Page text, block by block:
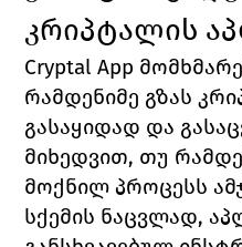
კრიპტალის
Cryptal App
რამდენიმე გზას
გასაყიდად და
მიხედვით, თუ
მოქნილ პროცესს
სქემის ნაცვლად,